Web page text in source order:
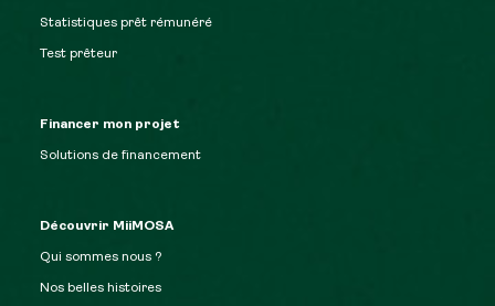
Statistiques prêt rémunéré
Test prêteur
Financer mon projet
Solutions de financement
Découvrir MiiMOSA
Qui sommes nous ?
Nos belles histoires